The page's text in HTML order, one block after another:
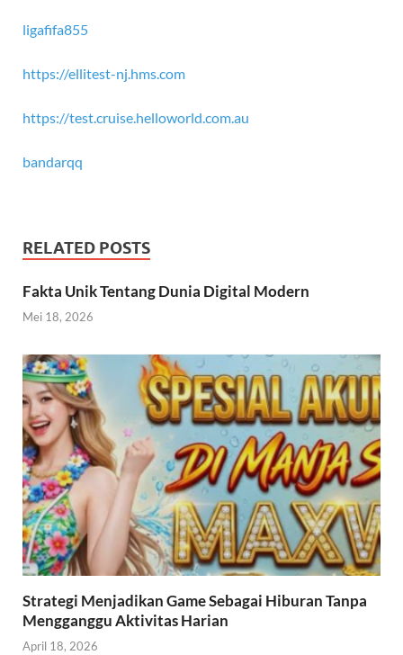
ligafifa855
https://ellitest-nj.hms.com
https://test.cruise.helloworld.com.au
bandarqq
RELATED POSTS
Fakta Unik Tentang Dunia Digital Modern
Mei 18, 2026
Strategi Menjadikan Game Sebagai Hiburan Tanpa
Mengganggu Aktivitas Harian
April 18, 2026